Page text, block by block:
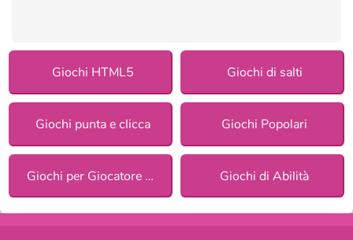
Giochi HTML5 Giochi di salti
Giochi punta e clicca Giochi Popolari
Giochi per Giocatore Singolo Giochi di Abilità